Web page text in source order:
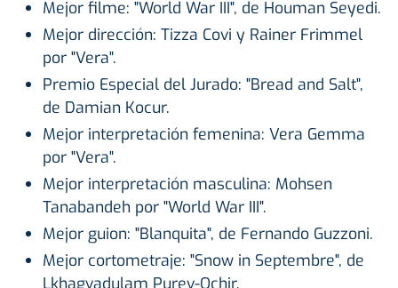
Mejor filme: "World War III", de Houman Seyedi.
Mejor dirección: Tizza Covi y Rainer Frimmel
por "Vera".
Premio Especial del Jurado: "Bread and Salt",
de Damian Kocur.
Mejor interpretación femenina: Vera Gemma
por "Vera".
Mejor interpretación masculina: Mohsen
Tanabandeh por "World War III".
Mejor guion: "Blanquita", de Fernando Guzzoni.
Mejor cortometraje: "Snow in Septembre", de
Lkhagvadulam Purev-Ochir.